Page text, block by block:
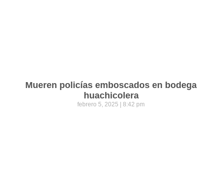
Mueren policías emboscados en bodega
huachicolera
febrero 5, 2025 8:42 pm